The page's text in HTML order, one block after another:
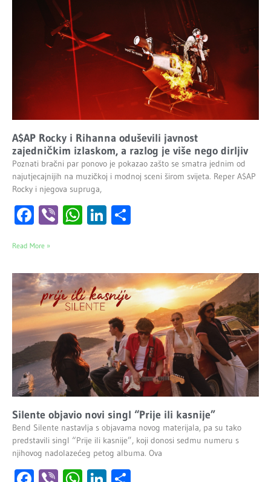
A$AP Rocky i Rihanna oduševili javnost
zajedničkim izlaskom, a razlog je više nego dirljiv
Poznati bračni par ponovo je pokazao zašto se smatra jednim od
najutjecajnijih na muzičkoj i modnoj sceni širom svijeta. Reper A$AP
Rocky i njegova supruga,
Facebook
ViberWhatsApp
LinkedIn
Read More »
Silente objavio novi singl “Prije ili kasnije”
Bend Silente nastavlja s objavama novog materijala, pa su tako
predstavili singl “Prije ili kasnije”, koji donosi sedmu numeru s
njihovog nadolazećeg petog albuma. Ova